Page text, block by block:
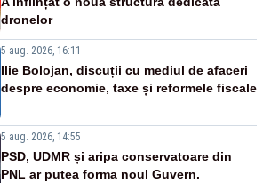
dronelor
5 aug. 2026, 16:11
Ilie Bolojan, discuții cu mediul de afaceri
despre economie, taxe și reformele fiscale
5 aug. 2026, 14:55
PSD, UDMR și aripa conservatoare din
PNL ar putea forma noul Guvern.